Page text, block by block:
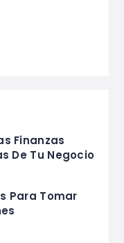
Finanzas
De Tu Negocio
Para Tomar